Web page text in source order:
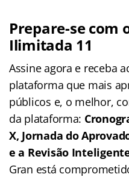
Prepare-se com
Ilimitada 11
Assine agora e receba
plataforma que mais
públicos e, o melhor,
da plataforma:
X, Jornada do
e a Revisão
Gran está